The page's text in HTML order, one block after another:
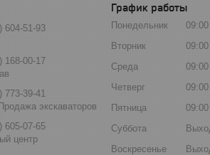
604-51-93
168-00-17
773-39-41
экскаваторов
605-07-65
центр
График работы
Понедельник 09:00
Вторник
09:00
Среда
09:00
Четверг
09:00
Пятница
09:00
Суббота
Воскресенье